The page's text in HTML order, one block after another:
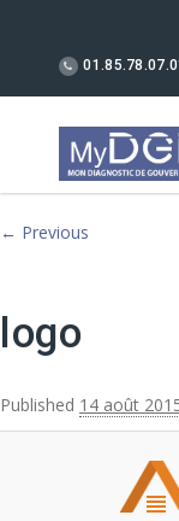
Image
← Previous
logo
Published 14 août